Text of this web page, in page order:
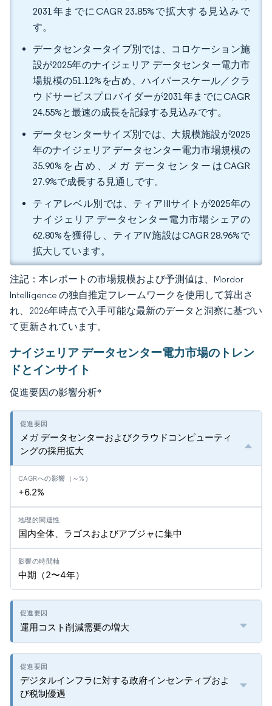
2031年までにCAGR 23.85%で拡大する見込みで
す。
データセンタータイプ別では、コロケーション施
設が2025年のナイジェリア データセンター電力市
場規模の51.12%を占め、ハイパースケール／クラ
ウドサービスプロバイダーが2031年までにCAGR
24.55%と最速の成長を記録する見込みです。
データセンターサイズ別では、大規模施設が2025
年のナイジェリア データセンター電力市場規模の
35.90%を占め、メガ データセンターはCAGR
27.9%で成長する見通しです。
ティアレベル別では、ティアIIIサイトが2025年の
ナイジェリア データセンター電力市場シェアの
62.80%を獲得し、ティアIV施設はCAGR 28.96%で
拡大しています。
注記：本レポートの市場規模および予測値は、Mordor
Intelligence の独自推定フレームワークを使用して算出さ
れ、2026年時点で入手可能な最新のデータと洞察に基づい
て更新されています。
ナイジェリア データセンター電力市場のトレン
ドとインサイト
促進要因の影響分析*
メガ データセンターおよびクラウドコンピューティ
ングの採用拡大
+6.2%
国内全体、ラゴスおよびアブジャに集中
中期（2〜4年）
運用コスト削減需要の増大
デジタルインフラに対する政府インセンティブおよ
び税制優遇